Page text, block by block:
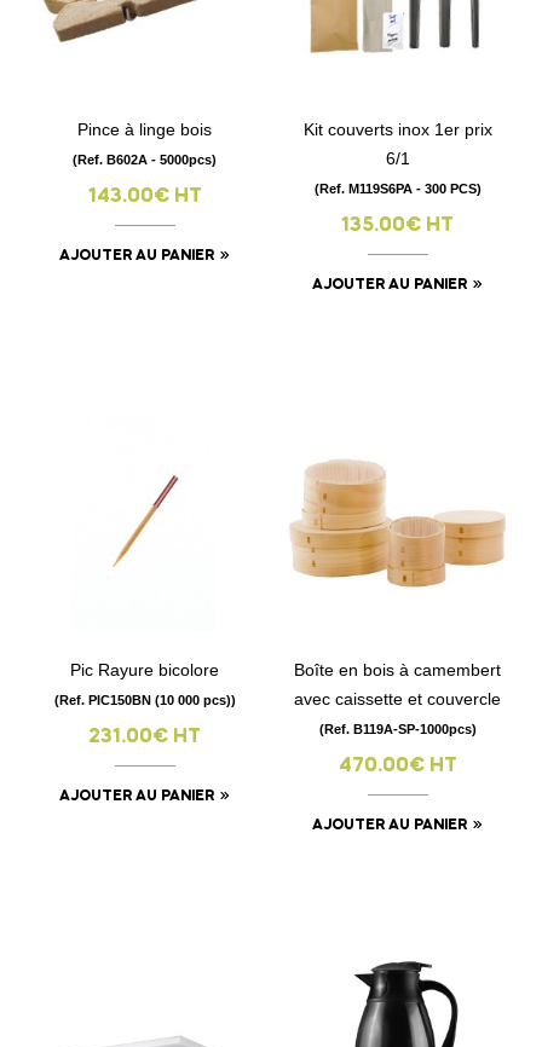
Pince à linge bois
(Ref. B602A - 5000pcs)
143.00€ HT
AJOUTER AU PANIER
Kit couverts inox 1er prix
6/1
(Ref. M119S6PA - 300 PCS)
135.00€ HT
AJOUTER AU PANIER
Pic Rayure bicolore
(Ref. PIC150BN (10 000 pcs))
231.00€ HT
AJOUTER AU PANIER
Boîte en bois à camembert
avec caissette et couvercle
(Ref. B119A-SP-1000pcs)
470.00€ HT
AJOUTER AU PANIER